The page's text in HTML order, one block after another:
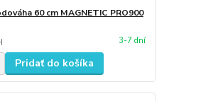
60 cm MAGNETIC PRO900
3-7 dní
Pridať do košíka